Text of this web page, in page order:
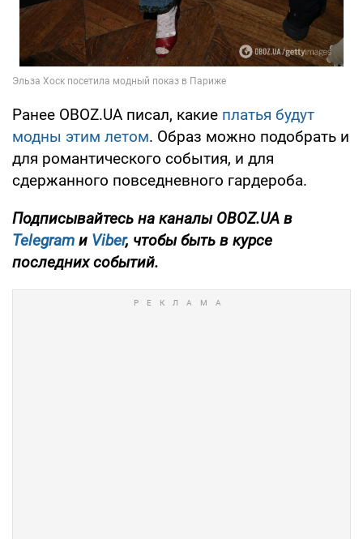
Ранее OBOZ.UA писал, какие платья будут
модны этим летом. Образ можно подобрать и
для романтического события, и для
сдержанного повседневного гардероба.
Подписывайтесь на каналы OBOZ.UA в
Telegram и Viber, чтобы быть в курсе
последних событий.